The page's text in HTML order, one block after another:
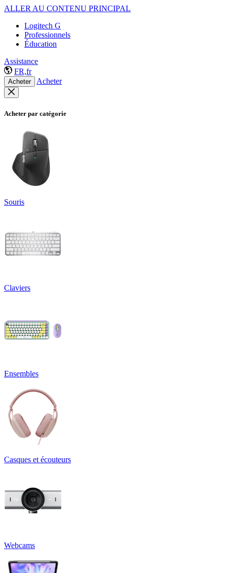
ALLER AU CONTENU PRINCIPAL
Logitech G
Professionnels
Éducation
Assistance
FR,fr
Acheter Acheter
Acheter par catégorie
Souris
Claviers
Ensembles
Casques et écouteurs
Webcams